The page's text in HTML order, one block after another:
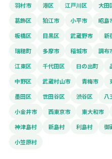
羽村市 港区 江戸川区 大田
葛飾区
狛江市 小平市 昭島
板橋区
目黒区 武蔵野市 新
瑞穂町
多摩市 稲城市 調布
江東区
千代田区 日の出町
中野区
武蔵村山市 青梅市
墨田区
世田谷区 渋谷区 八
小金井市
西東京市 東大和市
神津島村
新島村 利島村 御
小笠原村